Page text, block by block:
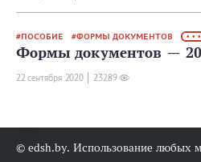
ПОСОБИЕ ФОРМЫ ДОКУМЕНТОВ • • •
Формы документов —
22 сентября 2020 23289
© edsh.by. Использование любых